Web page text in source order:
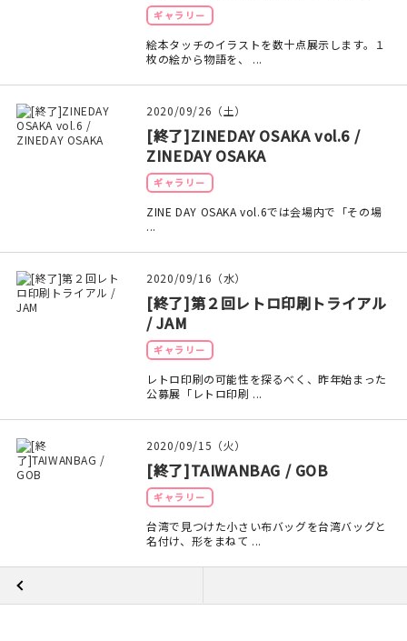
お問い合わせ
ギャラリー
絵本タッチのイラストを数十点展示します。１
枚の絵から物語を、 ...
2020/09/26（土）
[終了]ZINEDAY OSAKA vol.6 /
ZINEDAY OSAKA
ギャラリー
ZINE DAY OSAKA vol.6では会場内で「その場
...
2020/09/16（水）
[終了]第２回レトロ印刷トライアル
/ JAM
ギャラリー
レトロ印刷の可能性を探るべく、昨年始まった
公募展「レトロ印刷 ...
2020/09/15（火）
[終了]TAIWANBAG / GOB
ギャラリー
台湾で見つけた小さい布バッグを台湾バッグと
名付け、形をまねて ...